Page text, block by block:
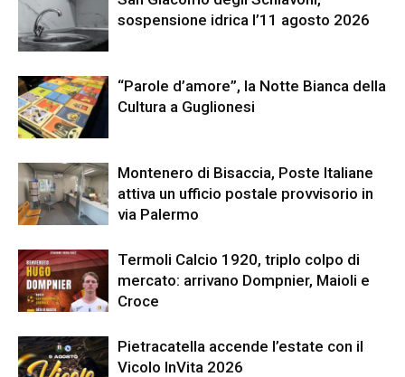
sospensione idrica l’11 agosto 2026
“Parole d’amore”, la Notte Bianca della
Cultura a Guglionesi
Montenero di Bisaccia, Poste Italiane
attiva un ufficio postale provvisorio in
via Palermo
Termoli Calcio 1920, triplo colpo di
mercato: arrivano Dompnier, Maioli e
Croce
Pietracatella accende l’estate con il
Vicolo InVita 2026